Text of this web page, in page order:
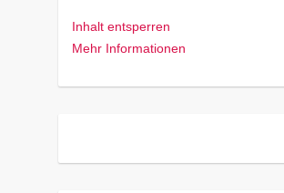
Inhalt entsperren
Mehr Informationen